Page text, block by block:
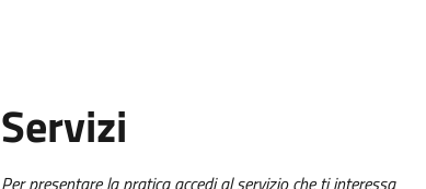
Servizi
Per presentare la pratica accedi al servizio che ti interessa